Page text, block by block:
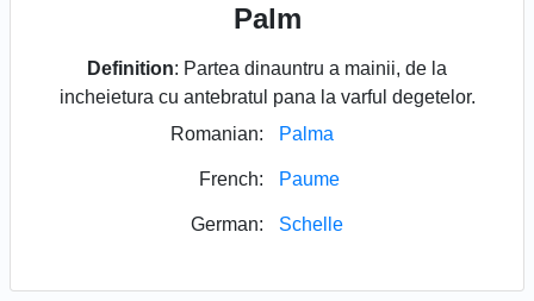
Palm
Definition: Partea dinauntru a mainii, de la
incheietura cu antebratul pana la varful degetelor.
Romanian:
Palma
French: Paume
German: Schelle